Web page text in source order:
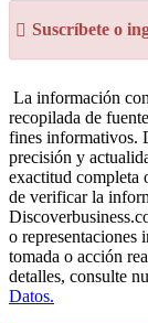
Suscríbete o
La información
recopilada de
fines informativos.
precisión y
exactitud completa
de verificar la
o representaciones
tomada o acción
detalles, consulte
Datos.